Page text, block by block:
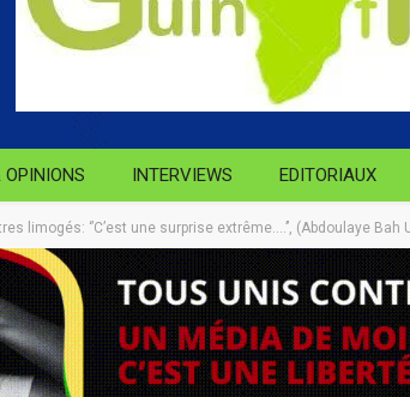
INTERVIEWS EDITORIAUX
limogés: ‘’C’est une surprise extrême….’’, (Abdoulaye Bah